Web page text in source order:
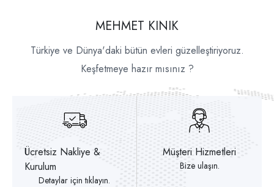
MEHMET KINIK
Türkiye ve Dünya'daki bütün evleri güzelleştiriyoruz.
Keşfetmeye hazır mısınız ?
Ücretsiz Nakliye &
Kurulum
Detaylar için tıklayın.
Müşteri Hizmetleri
Bize ulaşın.